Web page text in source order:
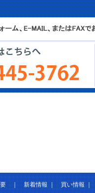
｜新着情報｜買い情報